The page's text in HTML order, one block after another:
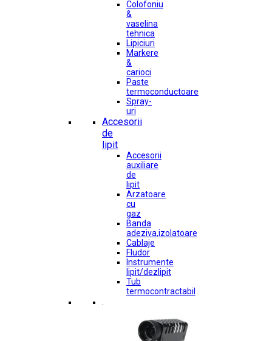
Colofoniu
&
vaselina
tehnica
Lipiciuri
Markere
&
carioci
Paste
termoconductoare
Spray-
uri
Accesorii
de
lipit
Accesorii
auxiliare
de
lipit
Arzatoare
cu
gaz
Banda
adeziva,izolatoare
Cablaje
Fludor
Instrumente
lipit/dezlipit
Tub
termocontractabil
.